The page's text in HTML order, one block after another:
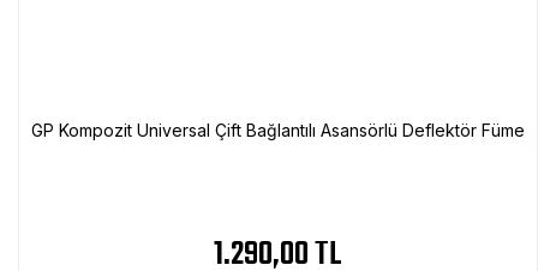
GP Kompozit Universal Çift Bağlantılı Asansörlü Deflektör Füme
1.290,00 TL